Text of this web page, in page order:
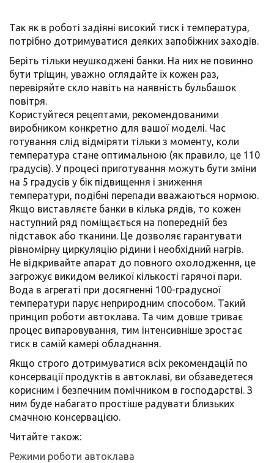
Так як в роботі задіяні високий тиск і температура,
потрібно дотримуватися деяких запобіжних заходів.
Беріть тільки неушкоджені банки. На них не повинно
бути тріщин, уважно оглядайте їх кожен раз,
перевіряйте скло навіть на наявність бульбашок
повітря.
Користуйтеся рецептами, рекомендованими
виробником конкретно для вашої моделі. Час
готування слід відміряти тільки з моменту, коли
температура стане оптимальною (як правило, це 110
градусів). У процесі приготування можуть бути зміни
на 5 градусів у бік підвищення і зниження
температури, подібні перепади вважаються нормою.
Якщо виставляєте банки в кілька рядів, то кожен
наступний ряд поміщається на попередній без
підставок або тканини. Це дозволяє гарантувати
рівномірну циркуляцію рідини і необхідний нагрів.
Не відкривайте апарат до повного охолодження, це
загрожує викидом великої кількості гарячої пари.
Вода в агрегаті при досягненні 100-градусної
температури парує неприродним способом. Такий
принцип роботи автоклава. Та чим довше триває
процес випаровування, тим інтенсивніше зростає
тиск в самій камері обладнання.
Якщо строго дотримуватися всіх рекомендацій по
консервації продуктів в автоклаві, ви обзаведетеся
корисним і безпечним помічником в господарстві. З
ним буде набагато простіше радувати близьких
смачною консервацією.
Читайте також:
Режими роботи автоклава